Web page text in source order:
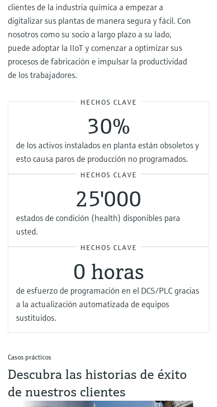
clientes de la industria química a empezar a
digitalizar sus plantas de manera segura y fácil. Con
nosotros como su socio a largo plazo a su lado,
puede adoptar la IIoT y comenzar a optimizar sus
procesos de fabricación e impulsar la productividad
de los trabajadores.
HECHOS CLAVE
30%
de los activos instalados en planta están obsoletos y
esto causa paros de producción no programados.
HECHOS CLAVE
25'000
estados de condición (health) disponibles para
usted.
HECHOS CLAVE
0 horas
de esfuerzo de programación en el DCS/PLC gracias
a la actualización automatizada de equipos
sustituidos.
Casos prácticos
Descubra las historias de éxito
de nuestros clientes